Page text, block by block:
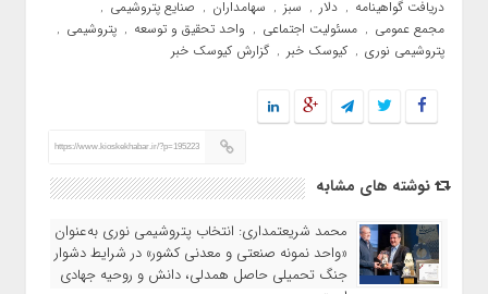
دریافت گواهینامه , دلار , سبز , سهامداران , صنایع پتروشیمی ,
مجمع عمومی , مسئولیت اجتماعی , واحد تحقیق و توسعه , پتروشیمی ,
پتروشیمی نوری , کیوسک خبر , گزارش کیوسک خبر
https://www.kioskekhabar.ir/?p=195223
نوشته های مشابه
محمد شریعتمداری: انتخاب پتروشیمی نوری به‌عنوان
«واحد نمونه صنعتی و معدنی کشور» در شرایط دشوار
جنگ تحمیلی حاصل همدلی، دانش و روحیه جهادی